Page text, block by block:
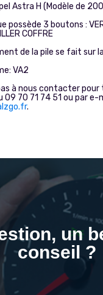
Astra H (Modèle de
possède 3 boutons :
COFFRE
de la pile se fait sur
VA2
à nous contacter
09 70 71 74 51 ou par e-
.
un
conseil ?